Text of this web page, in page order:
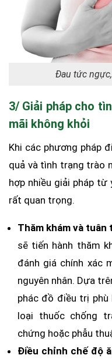
Đau tức
3/ Giải pháp cho
mãi không khỏi
Khi các phương pháp
quả và tình trạng trào
hợp nhiều giải pháp
rất quan trọng.
Thăm khám và
sẽ tiến hành thăm
đánh giá chính xác
nguyên nhân. Dựa
phác đồ điều trị
loại thuốc chống
chứng hoặc phẫu
Điều chỉnh chế độ